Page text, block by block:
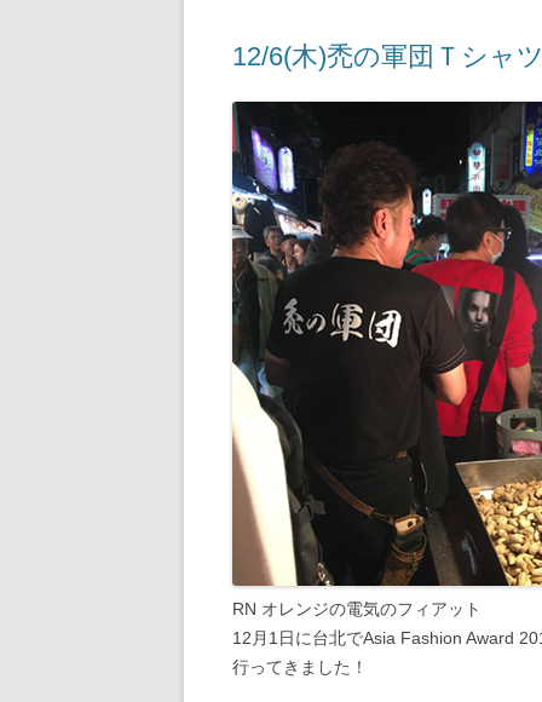
12/6(木)禿の軍団Ｔシャ
RN オレンジの電気のフィアット
12月1日に台北でAsia Fashion Award
行ってきました！